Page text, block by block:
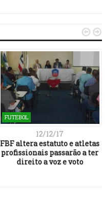
FUTEBOL
12/12/17
FBF altera estatuto e atletas
profissionais passarão a ter
direito a voz e voto
 